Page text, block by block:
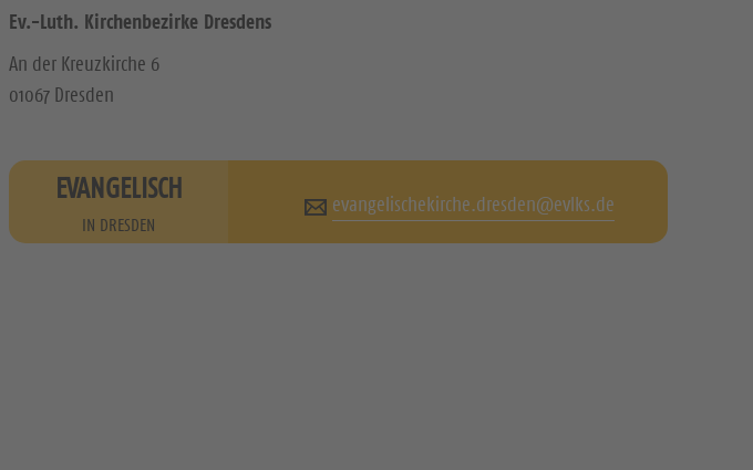
Ev.-Luth. Kirchenbezirke Dresdens
An der Kreuzkirche 6
01067 Dresden
EVANGELISCH
IN DRESDEN
evangelischekirche.dresden@evlks.de